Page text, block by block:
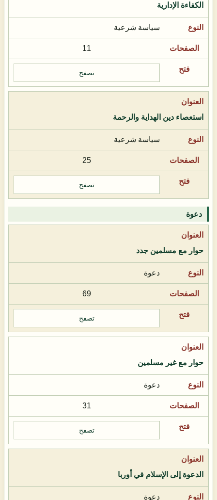
الكفاءة الإدارية
سياسة شرعية
11
تصفح
استعصاء دين الهداية والرحمة
سياسة شرعية
25
تصفح
دعوة
حوار مع مسلمين جدد
دعوة
69
تصفح
حوار مع غير مسلمين
دعوة
31
تصفح
الدعوة إلى الإسلام في أوربا
دعوة